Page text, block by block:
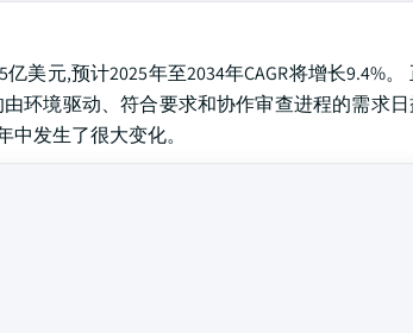
美元,预计2025年至2034年CAGR将增长9.4%
环境驱动、符合要求和协作审查进程的需求
发生了很大变化。